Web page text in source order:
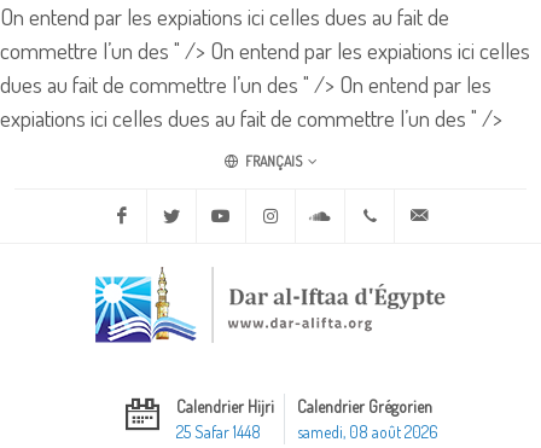
On entend par les expiations ici celles dues au fait de
commettre l’un des " /> On entend par les expiations ici celles
dues au fait de commettre l’un des " /> On entend par les
expiations ici celles dues au fait de commettre l’un des " />
FRANÇAIS
Facebook Twitter Youtube Instagram Soundcloud+20 2 25970400
Calendrier Hijri
25 Safar 1448
Calendrier Grégorien
samedi, 08 août 2026